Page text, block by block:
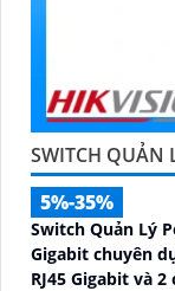
SWITCH QUẢN
5%-35%
Switch Quản Lý
Gigabit chuyên
RJ45 Gigabit và 2